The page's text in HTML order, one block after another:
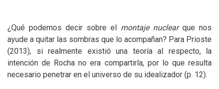
¿Qué podemos decir sobre el montaje nuclearque nos
ayude a quitar las sombras que lo acompañan? Para Prioste
(2013), si realmente existió una teoría al respecto, la
intención de Rocha no era compartirla, por lo que resulta
necesario penetrar en el universo de su idealizador (p. 12).